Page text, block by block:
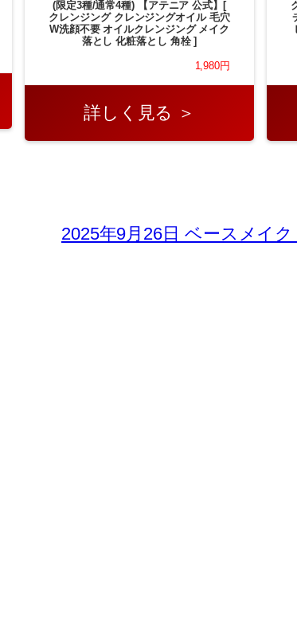
(限定3種/通常4種) 【アテニア 公式】[
クレンジング クレンジングオイル 毛穴
W洗顔不要 オイルクレンジング メイク
落とし 化粧落とし 角栓 ]
1,980円
詳しく見る ＞
2025年9月26日 ベースメイ